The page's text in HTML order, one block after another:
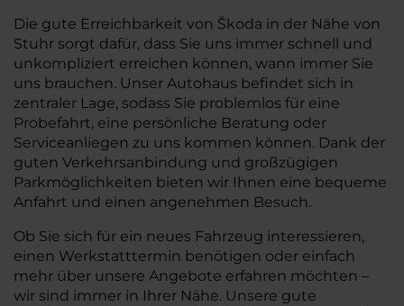
Die gute Erreichbarkeit von Škoda in der Nähe von
Stuhr sorgt dafür, dass Sie uns immer schnell und
unkompliziert erreichen können, wann immer Sie
uns brauchen. Unser Autohaus befindet sich in
zentraler Lage, sodass Sie problemlos für eine
Probefahrt, eine persönliche Beratung oder
Serviceanliegen zu uns kommen können. Dank der
guten Verkehrsanbindung und großzügigen
Parkmöglichkeiten bieten wir Ihnen eine bequeme
Anfahrt und einen angenehmen Besuch.
Ob Sie sich für ein neues Fahrzeug interessieren,
einen Werkstatttermin benötigen oder einfach
mehr über unsere Angebote erfahren möchten –
wir sind immer in Ihrer Nähe. Unsere gute